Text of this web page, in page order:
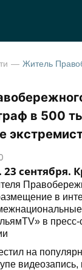
в 500
сентября.
в
в
на
видеозапись,